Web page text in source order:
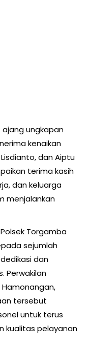
ungkapan
kenaikan
dan Aiptu
terima kasih
dan keluarga
menjalankan
Torgamba
sejumlah
dan
Perwakilan
Hamonangan,
tersebut
untuk terus
kualitas pelayanan